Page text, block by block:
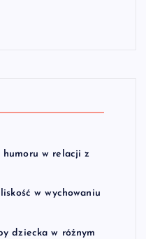
humoru w relacji z
w wychowaniu
dziecka w różnym